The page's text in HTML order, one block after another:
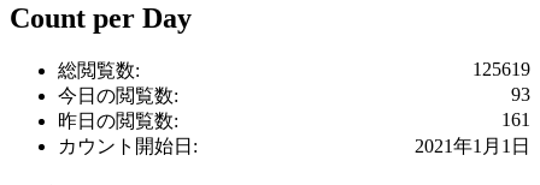
Count per Day
125619
総閲覧数:
93
今日の閲覧数:
161
昨日の閲覧数:
2021年1月1日
カウント開始日: